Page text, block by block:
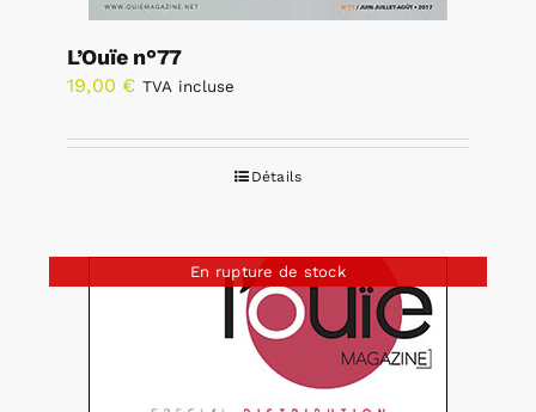
L’Ouïe n°77
19,00 € TVA incluse
Détails
En rupture de stock